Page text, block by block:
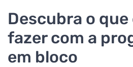
Descubra o que
fazer com a
em bloco